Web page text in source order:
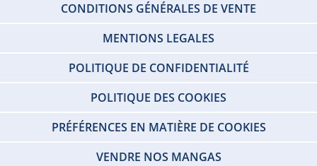
CONDITIONS GÉNÉRALES DE VENTE
MENTIONS LEGALES
POLITIQUE DE CONFIDENTIALITÉ
POLITIQUE DES COOKIES
PRÉFÉRENCES EN MATIÈRE DE COOKIES
VENDRE NOS MANGAS